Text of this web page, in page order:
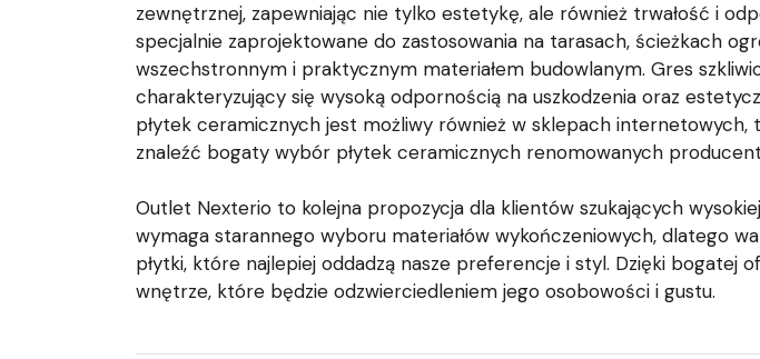
zewnętrznej, zapewniając nie tylko estetykę, ale również trwałość i
specjalnie zaprojektowane do zastosowania na tarasach, ścieżkach
wszechstronnym i praktycznym materiałem budowlanym. Gres
charakteryzujący się wysoką odpornością na uszkodzenia oraz
płytek ceramicznych jest możliwy również w sklepach internetowych,
znaleźć bogaty wybór płytek ceramicznych renomowanych
Outlet Nexterio to kolejna propozycja dla klientów szukających
wymaga starannego wyboru materiałów wykończeniowych, dlatego
płytki, które najlepiej oddadzą nasze preferencje i styl. Dzięki
wnętrze, które będzie odzwierciedleniem jego osobowości i gustu.